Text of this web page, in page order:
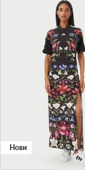
Нови